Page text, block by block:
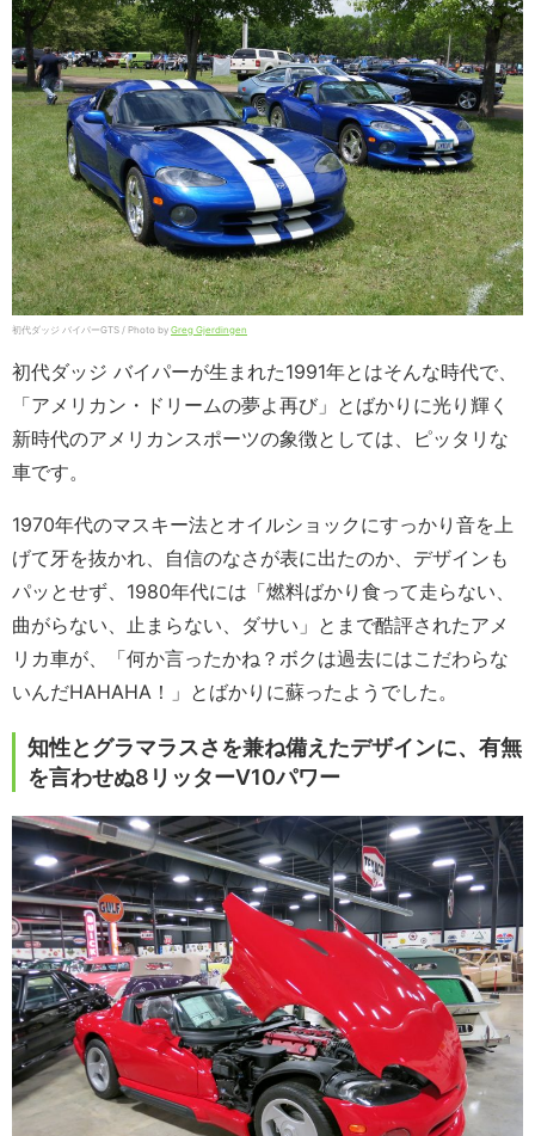
初代ダッジ バイパーGTS / Photo by Greg Gjerdingen
初代ダッジ バイパーが生まれた1991年とはそんな時代で、
「アメリカン・ドリームの夢よ再び」とばかりに光り輝く
新時代のアメリカンスポーツの象徴としては、ピッタリな
車です。
1970年代のマスキー法とオイルショックにすっかり音を上
げて牙を抜かれ、自信のなさが表に出たのか、デザインも
パッとせず、1980年代には「燃料ばかり食って走らない、
曲がらない、止まらない、ダサい」とまで酷評されたアメ
リカ車が、「何か言ったかね？ボクは過去にはこだわらな
いんだHAHAHA！」とばかりに蘇ったようでした。
知性とグラマラスさを兼ね備えたデザインに、有無
を言わせぬ8リッターV10パワー